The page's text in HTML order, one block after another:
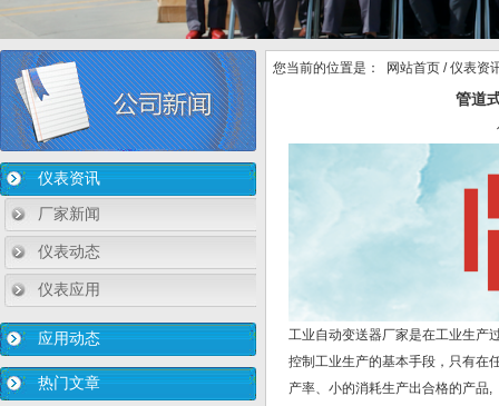
仪表资讯
厂家新闻
仪表动态
仪表应用
应用动态
热门文章
您当前的位置是： 网站首页 /仪表资
管道
工业自动变送器厂家是在工业生产
控制工业生产的基本手段，只有在
产率、小的消耗生产出合格的产品,